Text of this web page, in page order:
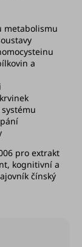
metabolismu
a
pro extrakt
kognitivní a
čínský